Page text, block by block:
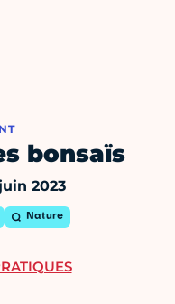
bonsaïs
2023
Nature